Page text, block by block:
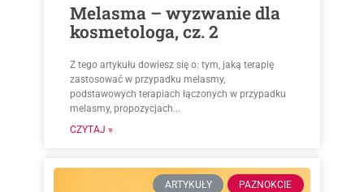
Melasma – wyzwanie dla
kosmetologa, cz. 2
Z tego artykułu dowiesz się o: tym, jaką terapię
zastosować w przypadku melasmy,
podstawowych terapiach łączonych w przypadku
melasmy, propozycjach...
CZYTAJ »
ARTYKUŁY PAZNOKCIE